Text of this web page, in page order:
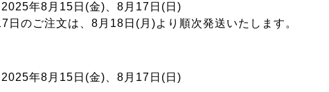
年8月15日(金)、8月17日(日)
のご注文は、8月18日(月)より順次発送いたします。
年8月15日(金)、8月17日(日)